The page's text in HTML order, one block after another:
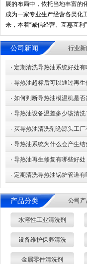
展的布局中，依托当地丰富的
成为一家专业生产经营各类化
来，本着“诚信经营、互惠互利
公司新闻 行业新
· 定期清洗导热油系统好处有
· 导热油超标后可以通过再生
· 如何判断导热油模温机是否
· 导热油设备温差多少该清洗
· 买导热油清洗剂选源头工厂
· 导热油系统为什么会产生结
· 导热油再生修复有哪些好处
· 定期清洗导热油锅炉管道有
产品分类 公司
水溶性工业清洗剂
设备维护保养清洗
金属零件清洗剂